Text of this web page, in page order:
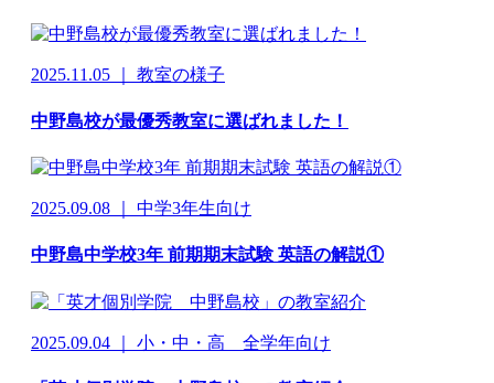
2025.11.05 ｜ 教室の様子
中野島校が最優秀教室に選ばれました！
2025.09.08 ｜ 中学3年生向け
中野島中学校3年 前期期末試験 英語の解説①
2025.09.04 ｜ 小・中・高 全学年向け